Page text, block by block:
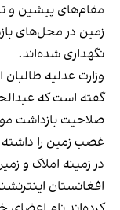
مقام‌های پیشین و
زمین در محل‌های
نگهداری شده‌اند.
وزارت عدلیه
گفته است که
صلاحیت بازداشت
غصب زمین را
در زمینه املاک و
افغانستان